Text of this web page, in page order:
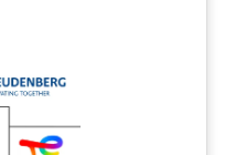
nécessite une attribution sous CC